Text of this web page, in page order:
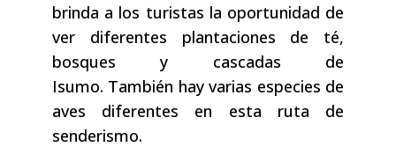
brinda a los turistas la oportunidad de
ver diferentes plantaciones de té,
bosques y cascadas de
Isumo. También hay varias especies de
aves diferentes en esta ruta de
senderismo.